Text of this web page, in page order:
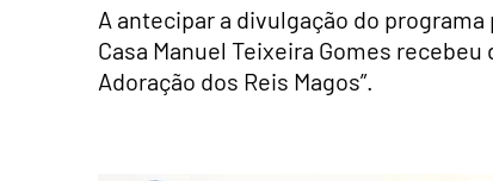
A antecipar a divulgação do
Casa Manuel Teixeira Gomes
Adoração dos Reis Magos”.